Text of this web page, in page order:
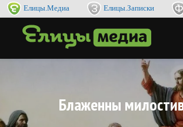
Елицы.Медиа Елицы.Записки
Блаженны